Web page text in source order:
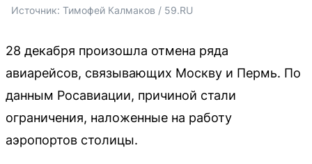
Источник: Тимофей Калмаков / 59.RU
28 декабря произошла отмена ряда
авиарейсов, связывающих Москву и Пермь. По
данным Росавиации, причиной стали
ограничения, наложенные на работу
аэропортов столицы.